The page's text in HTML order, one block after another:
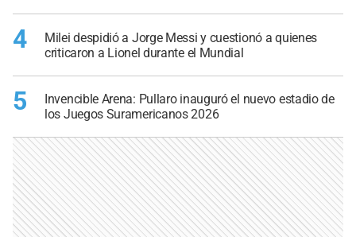
4
Milei despidió a Jorge Messi y cuestionó a quienes
criticaron a Lionel durante el Mundial
5
Invencible Arena: Pullaro inauguró el nuevo estadio de
los Juegos Suramericanos 2026